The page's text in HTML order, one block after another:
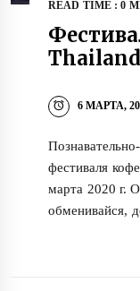
READ TIME : 0
Thailand
6 МАРТА,
фестиваля
марта 2020 г.
обменивайся,